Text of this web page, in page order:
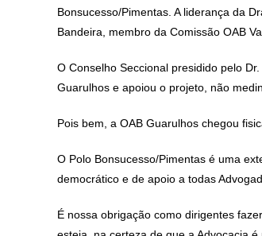
Bonsucesso/Pimentas. A liderança da
Bandeira, membro da Comissão OAB
O Conselho Seccional presidido pelo
Guarulhos e apoiou o projeto, não
Pois bem, a OAB Guarulhos chegou
O Polo Bonsucesso/Pimentas é uma
democrático e de apoio a todas
É nossa obrigação como dirigentes